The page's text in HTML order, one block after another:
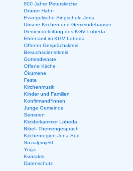
800 Jahre Peterskirche
Grüner Hahn
Evangelische Singschule Jena
Unsere Kirchen und Gemeindehäuser
Gemeindeleitung des KGV Lobeda
Ehrenamt im KGV Lobeda
Offener Gesprächskreis
Besuchsdienstkreis
Gottesdienste
Offene Kirche
Ökumene
Feste
Kirchenmusik
Kinder und Familien
Konfirmand*innen
Junge Gemeinde
Senioren
Kleiderkammer Lobeda
Bibel- Themengespräch
Kirchenregion Jena-Süd
Sozialprojekt
Yoga
Kontakte
Datenschutz